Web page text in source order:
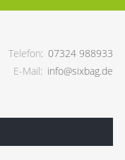
Telefon 07324 988933
E-Mail
info@sixbag.de